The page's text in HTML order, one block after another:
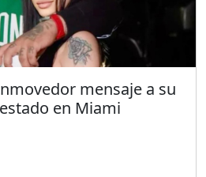
mensaje a su
en Miami